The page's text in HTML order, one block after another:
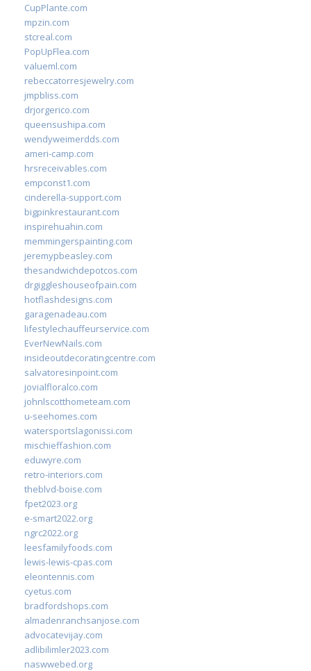
CupPlante.com
mpzin.com
stcreal.com
PopUpFlea.com
valueml.com
rebeccatorresjewelry.com
jmpbliss.com
drjorgerico.com
queensushipa.com
wendyweimerdds.com
ameri-camp.com
hrsreceivables.com
empconst1.com
cinderella-support.com
bigpinkrestaurant.com
inspirehuahin.com
memmingerspainting.com
jeremypbeasley.com
thesandwichdepotcos.com
drgiggleshouseofpain.com
hotflashdesigns.com
garagenadeau.com
lifestylechauffeurservice.com
EverNewNails.com
insideoutdecoratingcentre.com
salvatoresinpoint.com
jovialfloralco.com
johnlscotthometeam.com
u-seehomes.com
watersportslagonissi.com
mischieffashion.com
eduwyre.com
retro-interiors.com
theblvd-boise.com
fpet2023.org
e-smart2022.org
ngrc2022.org
leesfamilyfoods.com
lewis-lewis-cpas.com
eleontennis.com
cyetus.com
bradfordshops.com
almadenranchsanjose.com
advocatevijay.com
adlibilimler2023.com
naswwebed.org